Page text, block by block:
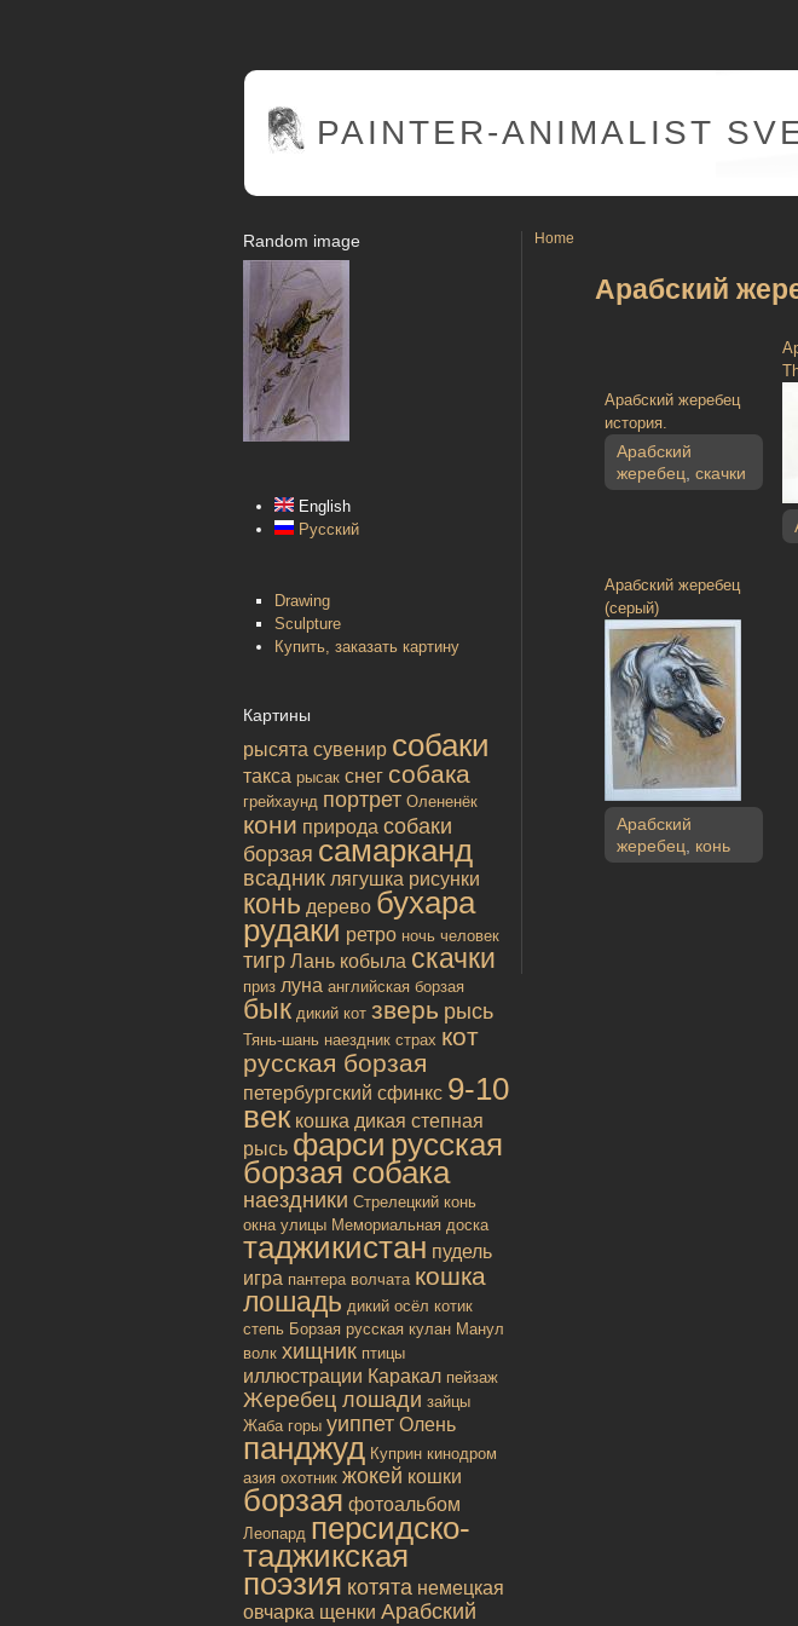
PAINTER-ANIMALIST
Random image
English
Русский
Drawing
Sculpture
Купить, заказать картину
Картины
рысята сувенир собаки
такса рысак снег собака
грейхаунд портрет Олененёк
кони природа собаки
борзая самарканд
всадник лягушка рисунки
конь дерево бухара
рудаки ретро ночь человек
тигр Лань кобыла скачки
приз луна английская борзая
бык дикий кот зверь рысь
Тянь-шань наездник страх кот
русская борзая
петербургский сфинкс 9-10
век кошка дикая степная
рысь фарси русская
борзая собака
наездники Стрелецкий конь
окна улицы Мемориальная доска
таджикистан пудель
игра пантера волчата кошка
лошадь дикий осёл котик
степь Борзая русская кулан Манул
волк хищник птицы
иллюстрации Каракал пейзаж
Жеребец лошади зайцы
Жаба горы уиппет Олень
панджуд Куприн кинодром
азия охотник жокей кошки
борзая фотоальбом
Леопард персидско-
таджикская
поэзия котята немецкая
овчарка щенки Арабский
Home
Арабский
Арабский жеребец
история.
Арабский
жеребец скачки
Арабский жеребец
(серый)
Арабский
жеребец
конь